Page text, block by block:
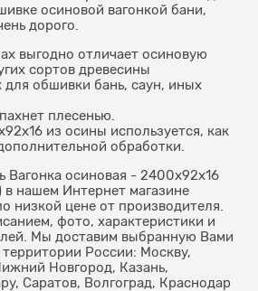
осиновой вагонкой бани,
дорого.
выгодно отличает осиновую
сортов древесины
для обшивки бань, саун, иных
плесенью.
из осины используется, как
обработки.
Вагонка осиновая - 2400x92x16
в нашем Интернет магазине
низкой цене от производителя.
фото, характеристики и
Мы доставим выбранную Вами
России: Москву,
Новгород, Казань,
Саратов, Волгоград, Краснодар